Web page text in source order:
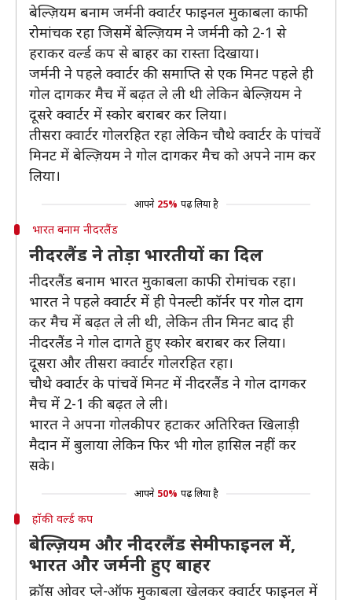
बेल्ज़ियम बनाम जर्मनी क्वार्टर फाइनल मुकाबला काफी
रोमांचक रहा जिसमें बेल्ज़ियम ने जर्मनी को 2-1 से
हराकर वर्ल्ड कप से बाहर का रास्ता दिखाया।
जर्मनी ने पहले क्वार्टर की समाप्ति से एक मिनट पहले ही
गोल दागकर मैच में बढ़त ले ली थी लेकिन बेल्ज़ियम ने
दूसरे क्वार्टर में स्कोर बराबर कर लिया।
तीसरा क्वार्टर गोलरहित रहा लेकिन चौथे क्वार्टर के पांचवें
मिनट में बेल्ज़ियम ने गोल दागकर मैच को अपने नाम कर
लिया।
आपने 25% पढ़ लिया है
भारत बनाम नीदरलैंड
नीदरलैंड ने तोड़ा भारतीयों का दिल
नीदरलैंड बनाम भारत मुकाबला काफी रोमांचक रहा।
भारत ने पहले क्वार्टर में ही पेनल्टी कॉर्नर पर गोल दाग
कर मैच में बढ़त ले ली थी, लेकिन तीन मिनट बाद ही
नीदरलैंड ने गोल दागते हुए स्कोर बराबर कर लिया।
दूसरा और तीसरा क्वार्टर गोलरहित रहा।
चौथे क्वार्टर के पांचवें मिनट में नीदरलैंड ने गोल दागकर
मैच में 2-1 की बढ़त ले ली।
भारत ने अपना गोलकीपर हटाकर अतिरिक्त खिलाड़ी
मैदान में बुलाया लेकिन फिर भी गोल हासिल नहीं कर
सके।
आपने 50% पढ़ लिया है
हॉकी वर्ल्ड कप
बेल्ज़ियम और नीदरलैंड सेमीफाइनल में,
भारत और जर्मनी हुए बाहर
क्रॉस ओवर प्ले-ऑफ मुकाबला खेलकर क्वार्टर फाइनल में